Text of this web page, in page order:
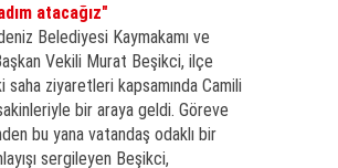
atacağız"
Belediyesi Kaymakamı ve
Vekili Murat Beşikci, ilçe
saha ziyaretleri kapsamında Camili
bir araya geldi. Göreve
bu yana vatandaş odaklı bir
sergileyen Beşikci,